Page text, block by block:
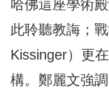
哈佛這座學術
此聆聽教誨；
Kissinger）更
構。鄭麗文強